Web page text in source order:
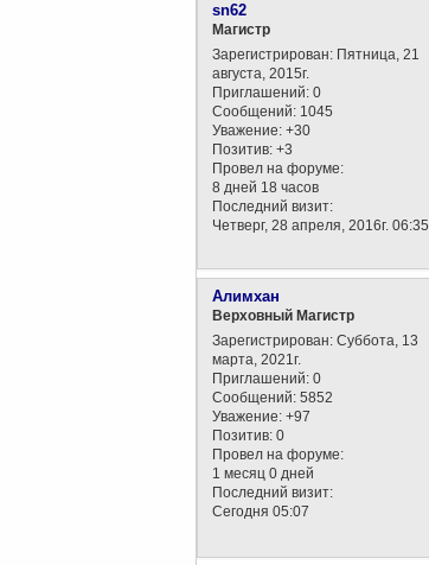
sn62
Магистр
Зарегистрирован: Пятница, 21
августа, 2015г.
Приглашений: 0
Сообщений: 1045
Уважение: +30
Позитив: +3
Провел на форуме:
8 дней 18 часов
Последний визит:
Четверг, 28 апреля, 2016г. 06:35
Алимхан
Верховный Магистр
Зарегистрирован: Суббота, 13
марта, 2021г.
Приглашений: 0
Сообщений: 5852
Уважение: +97
Позитив: 0
Провел на форуме:
1 месяц 0 дней
Последний визит:
Сегодня 05:07